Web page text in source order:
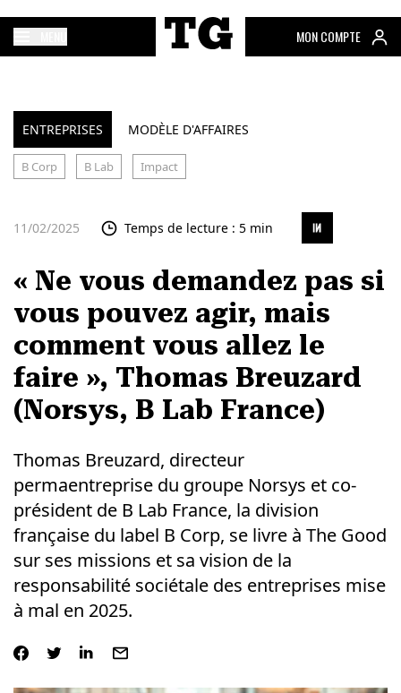
MON COMPTE
ENTREPRISES MODÈLE D'AFFAIRES
B Corp B Lab Impact
11/02/2025 Temps de lecture : 5 min
« Ne vous demandez pas si
vous pouvez agir, mais
comment vous allez le
faire », Thomas Breuzard
(Norsys, B Lab France)
Thomas Breuzard, directeur
permaentreprise du groupe Norsys et co-
président de B Lab France, la division
française du label B Corp, se livre à The Good
sur ses missions et sa vision de la
responsabilité sociétale des entreprises mise
à mal en 2025.